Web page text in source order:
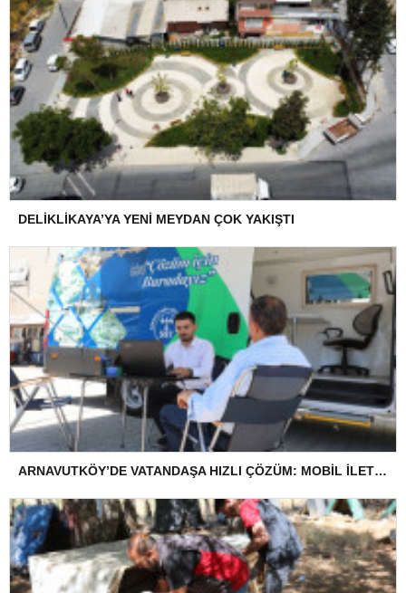
DELİKLİKAYA’YA YENİ MEYDAN ÇOK YAKIŞTI
ARNAVUTKÖY’DE VATANDAŞA HIZLI ÇÖZÜM: MOBİL İLETİŞİM ARACI